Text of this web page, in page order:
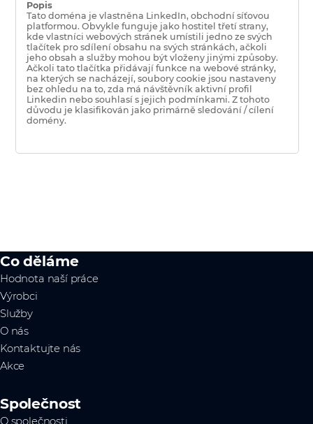
Tato doména je vlastněna LinkedIn, obchodní síťovou
platformou. Obvykle funguje jako hostitel třetí strany,
kde vlastníci webových stránek umístili jedno ze svých
tlačítek pro sdílení obsahu na svých stránkách, ačkoli
jeho obsah a služby mohou být vloženy jinými způsoby.
Ačkoli tato tlačítka přidávají funkce na webové stránky,
na kterých se nacházejí, soubory cookie jsou nastaveny
bez ohledu na to, zda má návštěvník aktivní profil
Linkedin nebo souhlasí s jejich podmínkami. Z tohoto
důvodu je klasifikován jako primárně sledování / cílení
domény.
Co děláme
Hodnota naší práce
Výrobci
Služby
O nás
Kontaktujte nás
Akce
Společnost
O společnosti